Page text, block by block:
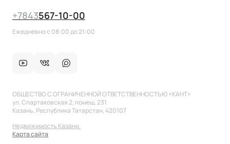
+7843567-10-00
Ежедневно с 08:00 до 21:00
ОБЩЕСТВО С ОГРАНИЧЕННОЙ ОТВЕТСТВЕННОСТЬЮ «КАНТ»
ул. Спартаковская 2, помещ. 231
Казань, Республика Татарстан, 420107
Недвижимость Казани.
Карта сайта